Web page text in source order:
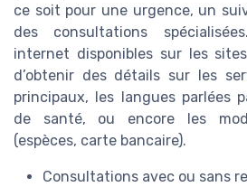
ce soit pour une urgence, un
des consultations
internet disponibles sur les
d’obtenir des détails sur les
principaux, les langues parlées
de santé, ou encore les
(espèces, carte bancaire).
Consultations avec ou sans